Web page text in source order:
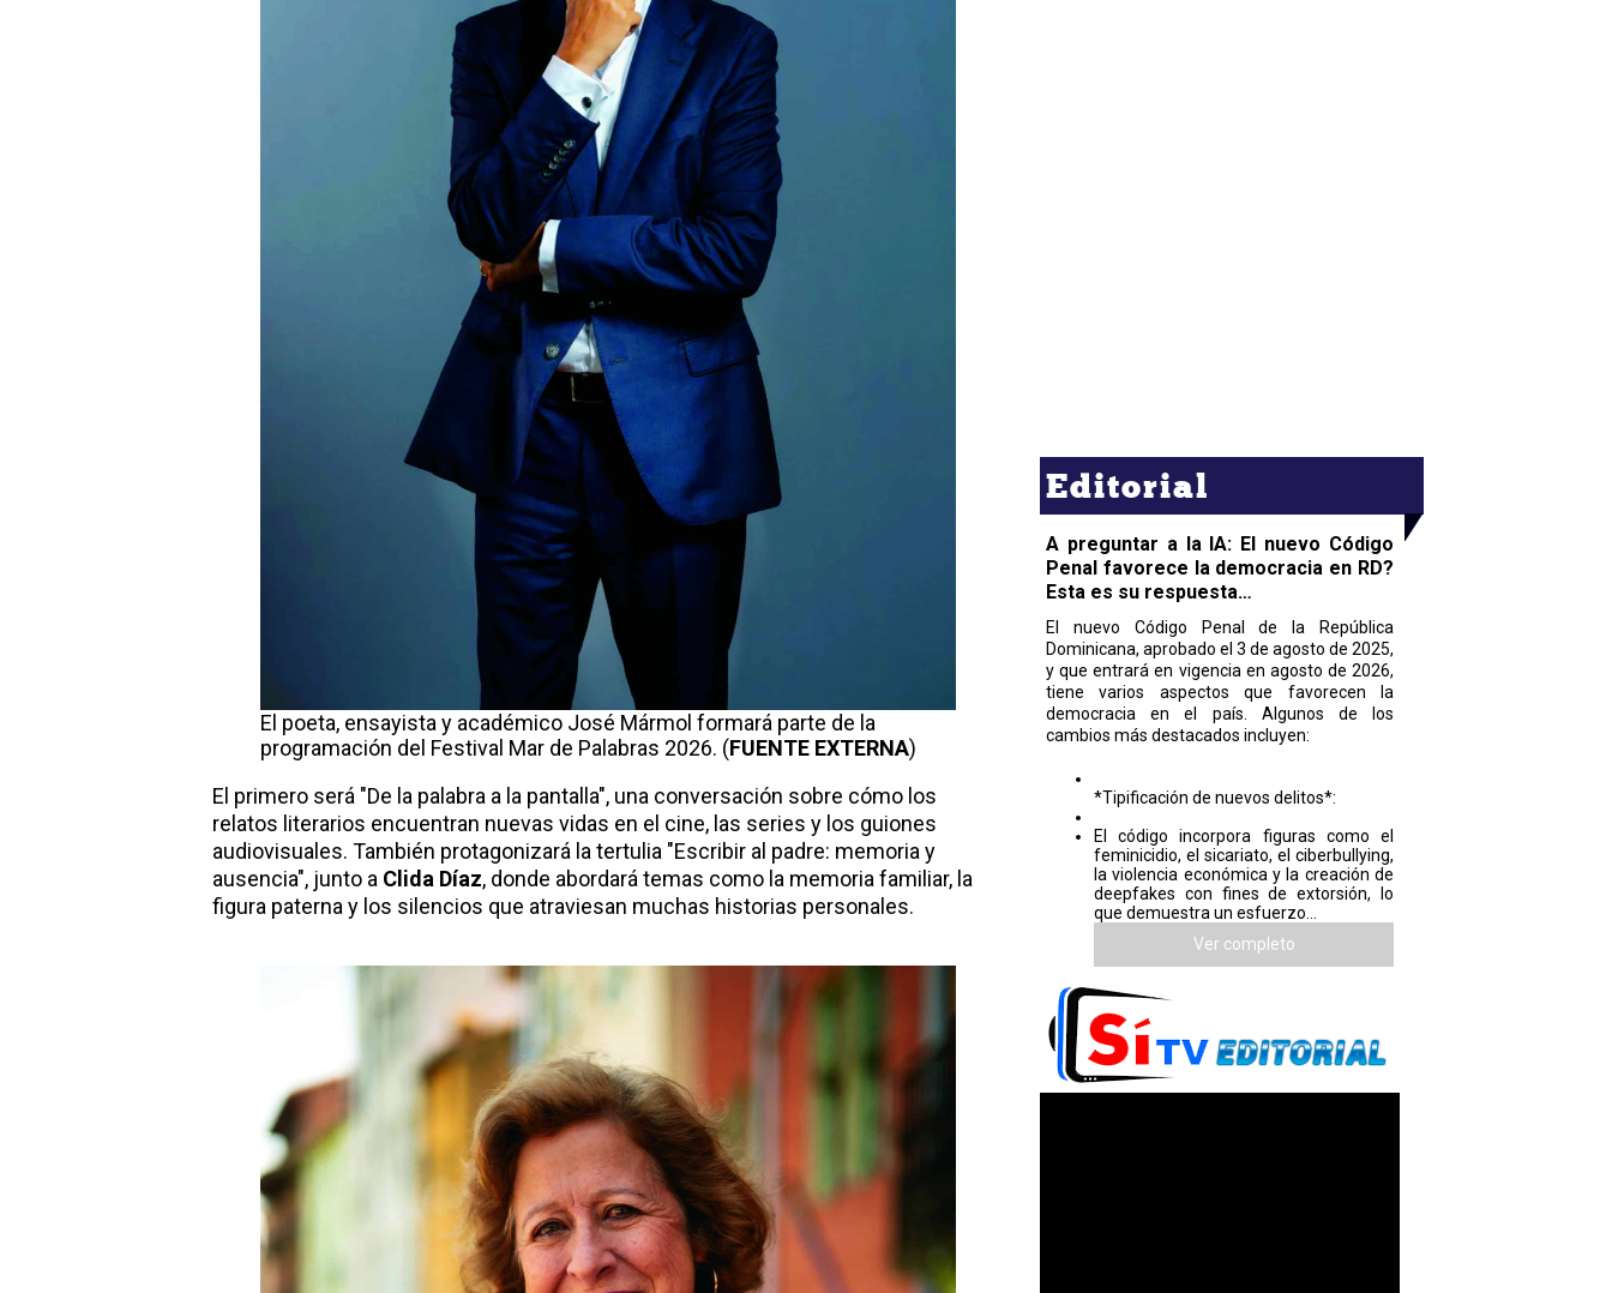
El poeta, ensayista y académico José Mármol formará parte de la
programación del Festival Mar de Palabras 2026. (FUENTE EXTERNA)
El primero será "De la palabra a la pantalla", una conversación sobre cómo los
relatos literarios encuentran nuevas vidas en el cine, las series y los guiones
audiovisuales. También protagonizará la tertulia "Escribir al padre: memoria y
ausencia", junto a Clida Díaz, donde abordará temas como la memoria familiar, la
figura paterna y los silencios que atraviesan muchas historias personales.
Editorial
A preguntar a la IA: El nuevo Código
Penal favorece la democracia en RD?
Esta es su respuesta…
El nuevo Código Penal de la República
Dominicana, aprobado el 3 de agosto de 2025,
y que entrará en vigencia en agosto de 2026,
tiene varios aspectos que favorecen la
democracia en el país. Algunos de los
cambios más destacados incluyen:
*Tipificación de nuevos delitos*:
El código incorpora figuras como el
feminicidio, el sicariato, el ciberbullying,
la violencia económica y la creación de
deepfakes con fines de extorsión, lo
que demuestra un esfuerzo...
Ver completo